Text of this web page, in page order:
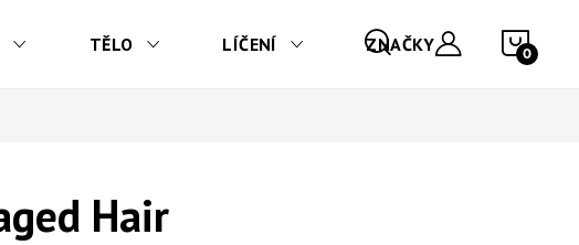
TĚLO LÍČENÍ ZNAČKY
Hair